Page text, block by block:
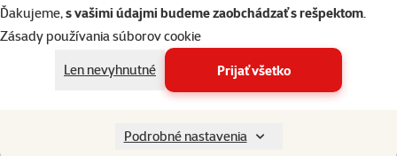
Ďakujeme,s vašimi údajmi budeme zaobchádzať s rešpektom.
Zásady používania súborov cookie
Len nevyhnutné
Prijať všetko
Podrobné nastavenia
Nitrianska cesta 109, Nové Zámky
Pezinok Bozin Shopping
Šenkvická cesta 4798, Pezinok
do 60 minút
Piešťany OC Klokan